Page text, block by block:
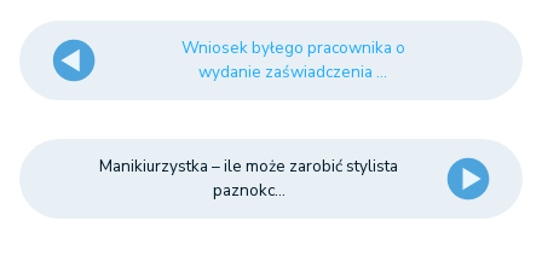
Wniosek byłego pracownika o
wydanie zaświadczenia ...
Manikiurzystka – ile może zarobić stylista
paznokc...